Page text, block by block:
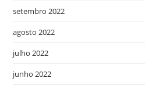
setembro 2022
agosto 2022
julho 2022
junho 2022